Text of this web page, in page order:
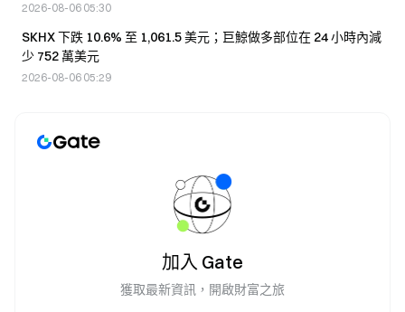
2026-08-06 05:30
SKHX 下跌 10.6% 至 1,061.5 美元；巨鯨做多部位在 24 小時內減
少 752 萬美元
2026-08-06 05:29
加入 Gate
獲取最新資訊，開啟財富之旅